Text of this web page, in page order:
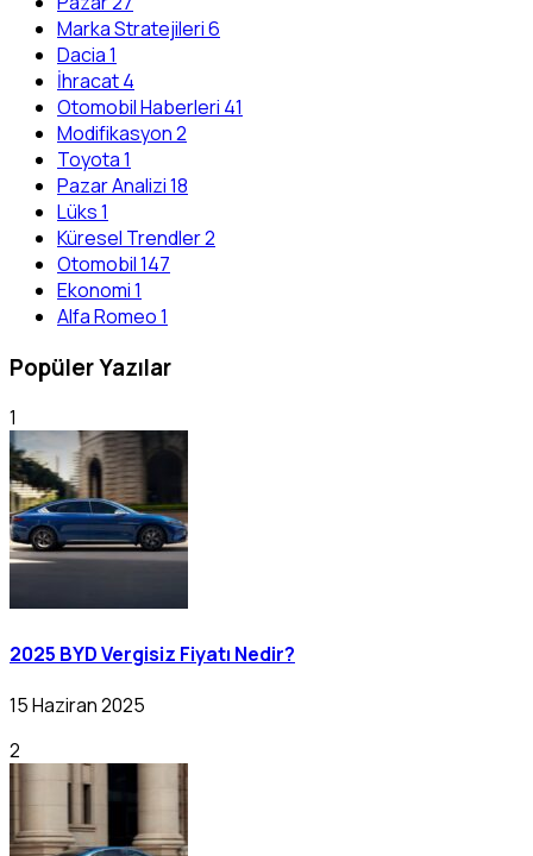
Marka Stratejileri6
Dacia1
İhracat4
Otomobil Haberleri 41
Modifikasyon2
Toyota1
Pazar Analizi18
Lüks1
Küresel Trendler2
Otomobil147
Ekonomi1
Alfa Romeo1
Popüler Yazılar
1
2025 BYD Vergisiz Fiyatı Nedir?
15 Haziran 2025
2